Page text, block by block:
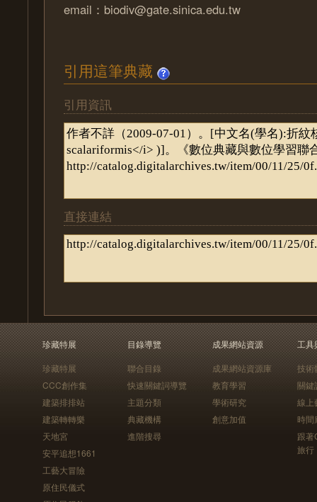
email：biodiv@gate.sinica.edu.tw
引用這筆典藏
引用資訊
直接連結
珍藏特展
珍藏特展
CCC創作集
建築排排站
建築轉轉樂
天地宮
安平追想1661
工藝大冒險
原住民儀式
目錄導覽
聯合目錄
快速關鍵詞導覽
主題分類
典藏機構
進階搜尋
成果網站資源
成果網站資源庫
教育學習
學術研究
創意加值
工具
技術
關鍵
線上
時間
跟
旅行